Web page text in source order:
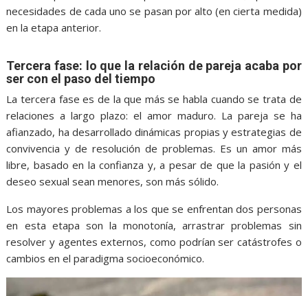
necesidades de cada uno se pasan por alto (en cierta medida)
en la etapa anterior.
Tercera fase: lo que la relación de pareja acaba por
ser con el paso del tiempo
La tercera fase es de la que más se habla cuando se trata de
relaciones a largo plazo: el amor maduro. La pareja se ha
afianzado, ha desarrollado dinámicas propias y estrategias de
convivencia y de resolución de problemas. Es un amor más
libre, basado en la confianza y, a pesar de que la pasión y el
deseo sexual sean menores, son más sólido.
Los mayores problemas a los que se enfrentan dos personas
en esta etapa son la monotonía, arrastrar problemas sin
resolver y agentes externos, como podrían ser catástrofes o
cambios en el paradigma socioeconómico.